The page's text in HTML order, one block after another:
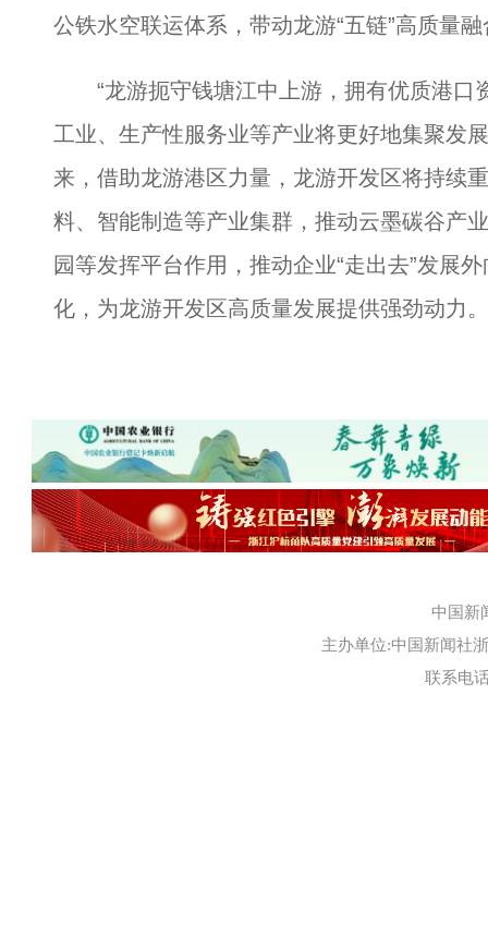
公铁水空联运体系，带动龙游“五链”高质量
“龙游扼守钱塘江中上游，拥有优质港口
工业、生产性服务业等产业将更好地集聚发
来，借助龙游港区力量，龙游开发区将持续
料、智能制造等产业集群，推动云墨碳谷产
园等发挥平台作用，推动企业“走出去”发展
化，为龙游开发区高质量发展提供强劲动力
中国新
主办单位:中国新闻社
联系电